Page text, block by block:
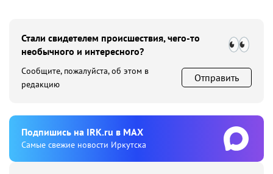
Стали свидетелем происшествия, чего-то
необычного и интересного?
Сообщите, пожалуйста, об этом в
редакцию
Отправить
Подпишиcь на IRK.ru в MAX
Cамые свежие новости Иркутска